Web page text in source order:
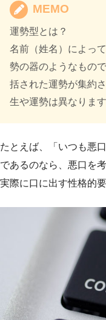
MEMO
運勢型とは？
名前（姓名）によっ
勢の器のようなもの
括された運勢が集約
生や運勢は異なります
たとえば、「いつも悪
であるのなら、悪口を
実際に口に出す性格的